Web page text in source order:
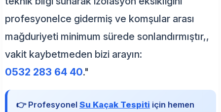
profesyonelce gidermiş ve komşular arası
mağduriyeti minimum sürede sonlandırmıştır,,
vakit kaybetmeden bizi arayın:
0532 283 64 40."
👉 Profesyonel Su Kaçak Tespiti için hemen